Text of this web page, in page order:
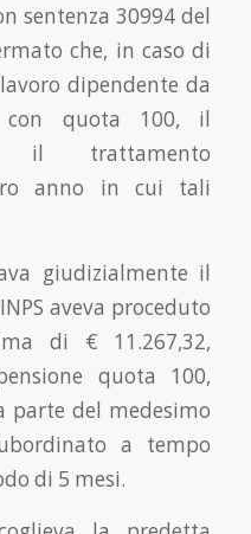
sentenza 30994 del
che, in caso di
dipendente da
con quota 100, il
il trattamento
anno in cui tali
giudizialmente il
aveva proceduto
di € 11.267,32,
quota 100,
parte del medesimo
a tempo
di 5 mesi.